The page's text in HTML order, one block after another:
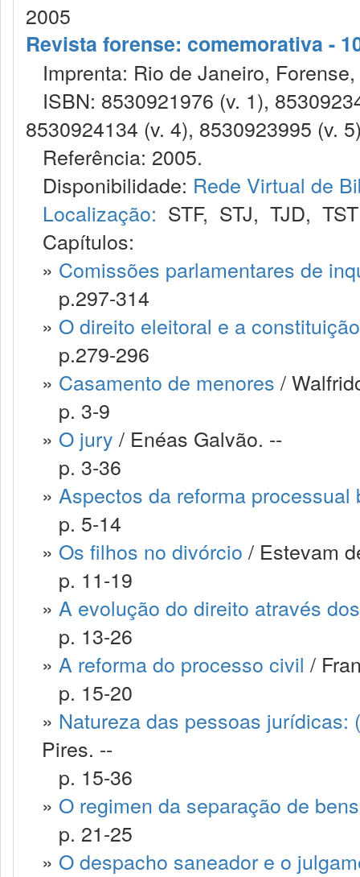
2005
Revista forense: comemorativa -
Imprenta: Rio de Janeiro,
ISBN: 8530921976 (v. 1),
8530924134 (v. 4), 8530923995 (v.
Referência: 2005.
Disponibilidade: Rede Virtual de
Localização: STF, STJ, TJD, TST
Capítulos:
» Comissões parlamentares de
p.297-314
» O direito eleitoral e a
p.279-296
» Casamento de menores /
p. 3-9
» O jury / Enéas Galvão. --
p. 3-36
» Aspectos da reforma processual
p. 5-14
» Os filhos no divórcio / Estevam
p. 11-19
» A evolução do direito através
p. 13-26
» A reforma do processo civil /
p. 15-20
» Natureza das pessoas jurídicas:
Pires. --
p. 15-36
» O regimen da separação de
p. 21-25
» O despacho saneador e o